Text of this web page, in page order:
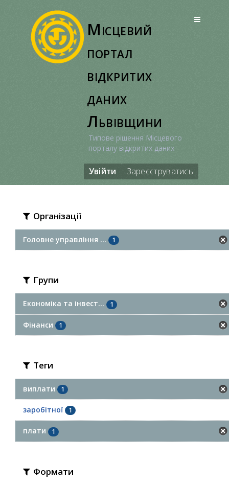
Місцевий
портал
відкритих
даних
Львівщини
Типове рішення Місцевого
порталу відкритих даних
Увійти Зареєструватись
Організації
Головне управління ... 1
Групи
Економіка та інвест... 1
Фінанси 1
Теги
виплати 1
заробітної 1
плати 1
Формати